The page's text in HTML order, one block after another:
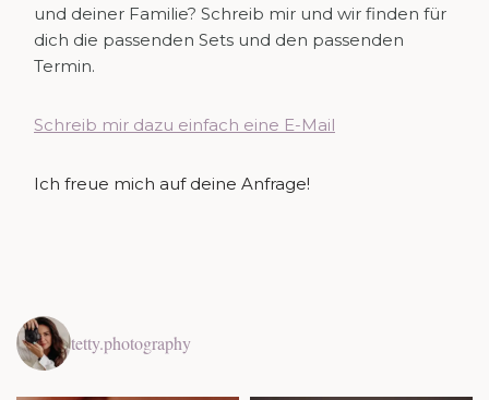
und deiner Familie? Schreib mir und wir finden für
dich die passenden Sets und den passenden
Termin.
Schreib mir dazu einfach eine E-Mail
Ich freue mich auf deine Anfrage!
tetty.photography